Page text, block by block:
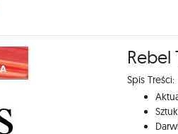
Rebel
Spis Treści: